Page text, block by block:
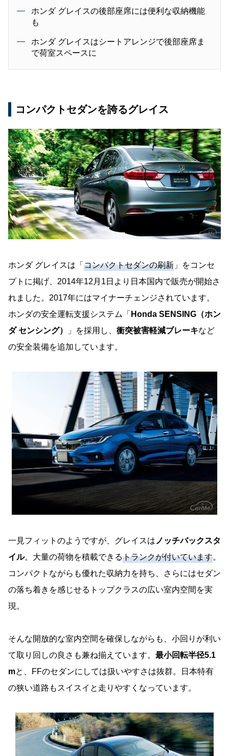
ホンダ グレイスの後部座席には便利な収納機能
も
ホンダ グレイスはシートアレンジで後部座席ま
で荷室スペースに
コンパクトセダンを誇るグレイス
ホンダ グレイスは「 コンパクトセダンの刷新 」をコンセ
プトに掲げ、2014年12月1日より日本国内で販売が開始さ
れました。2017年にはマイナーチェンジされています。
ホンダの安全運転支援システム「 Honda SENSING（ホン
ダ センシング）
」を採用し、 衝突被害軽減ブレーキなど
の安全装備を追加しています。
一見フィットのようですが、グレイスは ノッチバックスタ
イル。大量の荷物を積載できるトランクが付いています。
コンパクトながらも優れた収納力を持ち、さらにはセダン
の落ち着きを感じせるトップクラスの広い室内空間を実
現。
そんな開放的な室内空間を確保しながらも、小回りが利い
て取り回しの良さも兼ね揃えています。 最小回転半径5.1
mと、FFのセダンにしては扱いやすさは抜群。日本特有
の狭い道路もスイスイと走りやすくなっています。